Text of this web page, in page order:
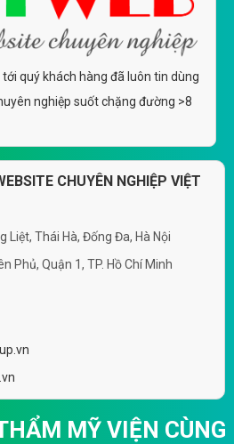
quý khách hàng đã luôn tin dùng
nghiệp suốt chặng đường >8
CHUYÊN NGHIỆP VIỆT
Liệt, Thái Hà, Đống Đa, Hà Nội
Phủ, Quận 1, TP. Hồ Chí Minh
MỸ VIỆN CÙNG